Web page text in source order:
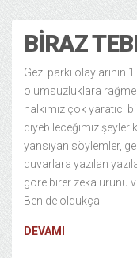
BIRAZ
Gezi parkı olaylarının
olumsuzluklara
halkımız çok yaratıcı
diyebileceğimiz şeyler
yansıyan söylemler,
duvarlara yazılan
göre birer zeka ürünü
Ben de oldukça
DEVAMI